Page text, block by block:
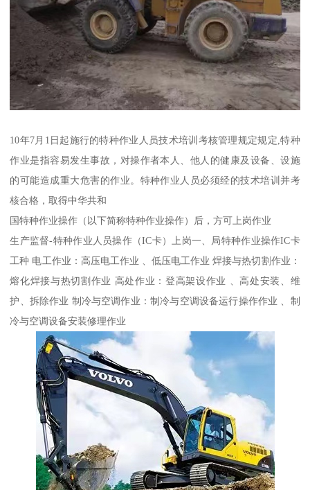
10年7月1日起施行的特种作业人员技术培训考核管理规定规定,特种
作业是指容易发生事故，对操作者本人、他人的健康及设备、设施
的可能造成重大危害的作业。特种作业人员必须经的技术培训并考
核合格，取得中华共和
国特种作业操作（以下简称特种作业操作）后，方可上岗作业
生产监督-特种作业人员操作（IC卡）上岗一、局特种作业操作IC卡
工种 电工作业：高压电工作业 、低压电工作业 焊接与热切割作业：
熔化焊接与热切割作业 高处作业：登高架设作业 、高处安装、维
护、拆除作业 制冷与空调作业：制冷与空调设备运行操作作业 、制
冷与空调设备安装修理作业